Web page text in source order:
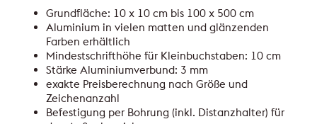
Grundfläche: 10 x 10 cm bis 100 x 500 cm
Aluminium in vielen matten und glänzenden
Farben erhältlich
Mindestschrifthöhe für Kleinbuchstaben: 10 cm
Stärke Aluminiumverbund: 3 mm
exakte Preisberechnung nach Größe und
Zeichenanzahl
Befestigung per Bohrung (inkl. Distanzhalter) für